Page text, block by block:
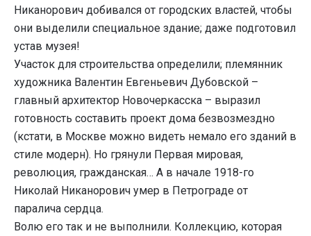
Никанорович добивался от городских властей, чтобы
они выделили специальное здание; даже подготовил
устав музея!
Участок для строительства определили; племянник
художника Валентин Евгеньевич Дубовской –
главный архитектор Новочеркасска – выразил
готовность составить проект дома безвозмездно
(кстати, в Москве можно видеть немало его зданий в
стиле модерн). Но грянули Первая мировая,
революция, гражданская… А в начале 1918-го
Николай Никанорович умер в Петрограде от
паралича сердца.
Волю его так и не выполнили. Коллекцию, которая